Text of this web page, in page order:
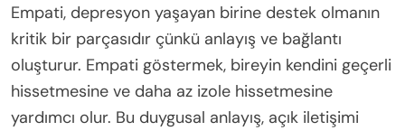
Empati, depresyon yaşayan birine destek olmanın
kritik bir parçasıdır çünkü anlayış ve bağlantı
oluşturur. Empati göstermek, bireyin kendini geçerli
hissetmesine ve daha az izole hissetmesine
yardımcı olur. Bu duygusal anlayış, açık iletişimi